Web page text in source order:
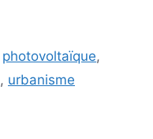
photovoltaïque,
, urbanisme